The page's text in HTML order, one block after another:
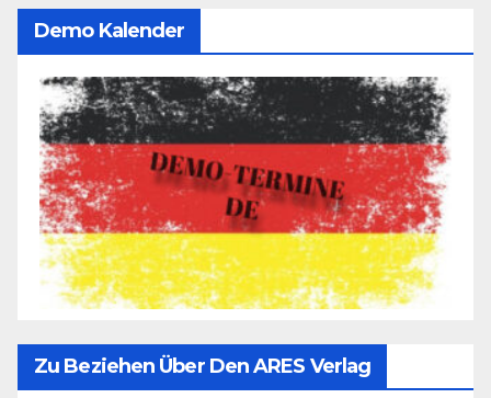
Demo Kalender
Zu Beziehen Über Den ARES Verlag